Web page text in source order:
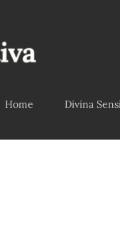
Home Divina